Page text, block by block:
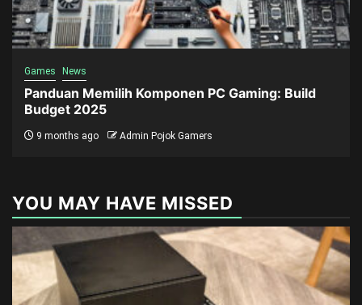
Games News
Panduan Memilih Komponen PC Gaming: Build
Budget 2025
9 months ago Admin Pojok Gamers
YOU MAY HAVE MISSED